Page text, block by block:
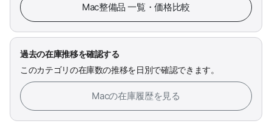
Mac整備品 一覧・価格比較
過去の在庫推移を確認する
このカテゴリの在庫数の推移を日別で確認できます。
Macの在庫履歴を見る